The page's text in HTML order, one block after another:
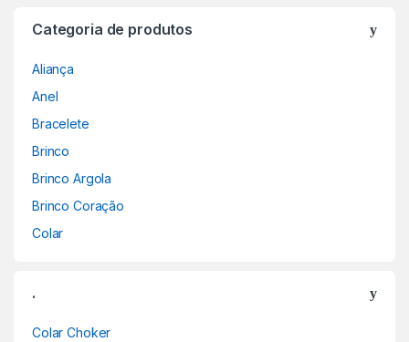
Categoria de produtos
Aliança
Anel
Bracelete
Brinco
Brinco Argola
Brinco Coração
Colar
.
Colar Choker